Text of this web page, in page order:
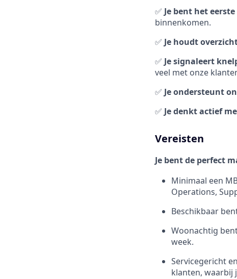
✅ Je bent het
binnenkomen.
✅ Je houdt
✅ Je signaleert
veel met onze
✅ Je ondersteunt
✅ Je denkt actief
Vereisten
Je bent de perfect
Minimaal een
Operations,
Beschikbaar
Woonachtig
week.
Servicegericht
klanten, waarbij